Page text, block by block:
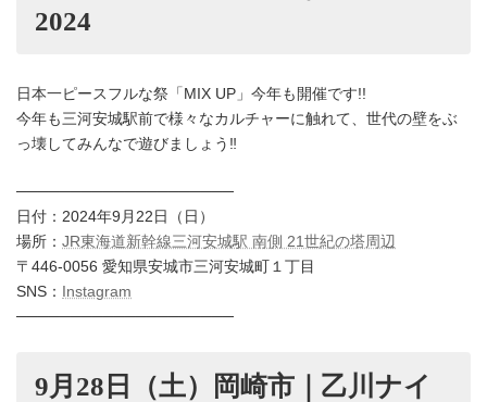
2024
日本一ピースフルな祭「MIX UP」今年も開催です!!
今年も三河安城駅前で様々なカルチャーに触れて、世代の壁をぶ
っ壊してみんなで遊びましょう‼︎
────────────────────
日付：2024年9月22日（日）
場所： JR東海道新幹線三河安城駅 南側 21世紀の塔周辺
〒446-0056 愛知県安城市三河安城町１丁目
SNS： Instagram
────────────────────
9月28日（土）岡崎市｜乙川ナイ